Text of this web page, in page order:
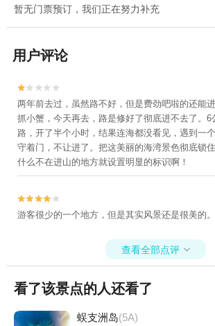
暂无门票预订，我们正在努力补充
用户评论


两年前去过，虽然路不好，但是费劲吧啦的还能
抓小蟹，今天再去，路是修好了彻底进不去了。6
路，开了半个小时，结果连海都没看见，遇到一
守着门，不让进了。把这美丽的海湾景色彻底锁
什么不在进山的地方就设置明显的标识啊！


游客很少的一个地方，但是其实风景还是很美的。
查看全部点评 
看了该景点的人还看了
蜈支洲岛(5A)